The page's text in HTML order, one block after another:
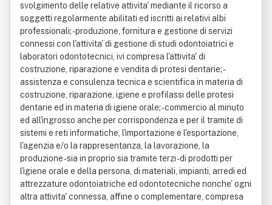
svolgimento delle relative attivita' mediante il ricorso a
soggetti regolarmente abilitati ed iscritti ai relativi albi
professionali; - produzione, fornitura e gestione di servizi
connessi con l'attivita' di gestione di studi odontoiatrici e
laboratori odontotecnici, ivi compresa l'attivita' di
costruzione, riparazione e vendita di protesi dentarie; -
assistenza e consulenza tecnica e scientifica in materia di
costruzione, riparazione, igiene e profilassi delle protesi
dentarie ed in materia di igiene orale; - commercio al minuto
ed all'ingrosso anche per corrispondenza e per il tramite di
sistemi e reti informatiche, l'importazione e l'esportazione,
l'agenzia e/o la rappresentanza, la lavorazione, la
produzione - sia in proprio sia tramite terzi - di prodotti per
l'igiene orale e della persona, di materiali, impianti, arredi ed
attrezzature odontoiatriche ed odontotecniche nonche' ogni
altra attivita' connessa, affine o complementare, compresa